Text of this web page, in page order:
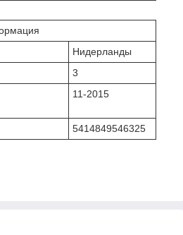
Нидерланды
3
11-2015
5414849546325